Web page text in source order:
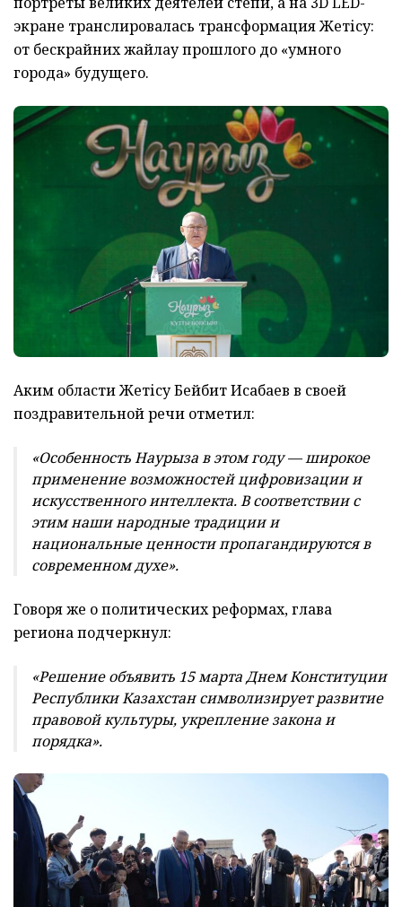
экране транслировалась трансформация Жетісу:
от бескрайних жайлау прошлого до «умного
города» будущего.
Аким области Жетісу Бейбит Исабаев в своей
поздравительной речи отметил:
«Особенность Наурыза в этом году — широкое
применение возможностей цифровизации и
искусственного интеллекта. В соответствии с
этим наши народные традиции и
национальные ценности пропагандируются в
современном духе».
Говоря же о политических реформах, глава
региона подчеркнул:
«Решение объявить 15 марта Днем Конституции
Республики Казахстан символизирует развитие
правовой культуры, укрепление закона и
порядка».